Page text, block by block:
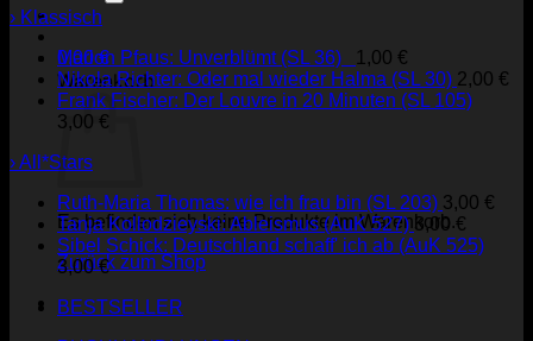
0,00€
Warenkorb
Es befinden sich keine Produkte im Warenkorb.
Zurück zum Shop
› Klassisch
Marion Pfaus: Unverblümt (SL 36)
1,00 €
Nikola Richter: Oder mal wieder Halma (SL 30) 2,00 €
Frank Fischer: Der Louvre in 20 Minuten (SL 105)
3,00 €
› All*Stars
Ruth-Maria Thomas: wie ich frau bin (SL 203) 3,00 €
Tanja Kollodzieyski: Ableismus (AuK 527) 3,00€
Sibel Schick: Deutschland schaff' ich ab (AuK 525)
3,00€
BESTSELLER